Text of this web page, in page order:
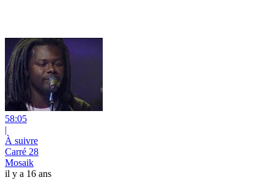
58:05
|
À suivre
Carré 28
Mosaik
il y a 16 ans